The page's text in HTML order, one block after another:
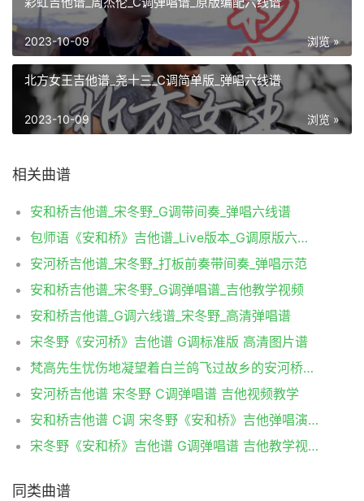
浏览 »
2023-10-09
北方女王吉他谱_尧十三_C调简单版_弹唱六线谱
浏览 »
2023-10-09
相关曲谱
安和桥吉他谱_宋冬野_G调带间奏_弹唱六线谱
包师语《安和桥》吉他谱_Live版本_G调原版六线谱
安河桥吉他谱_宋冬野_打板前奏带间奏_弹唱示范
安和桥吉他谱_宋冬野_G调弹唱谱_吉他教学视频
安和桥吉他谱_G调六线谱_宋冬野_高清弹唱谱
宋冬野《安河桥》吉他谱 G调标准版 高清图片谱
梵高先生忧伤地凝望着白兰鸽飞过故乡的安河桥吉他谱 孟大宝
安河桥吉他谱 宋冬野 C调弹唱谱 吉他视频教学
安和桥吉他谱 C调 宋冬野《安和桥》吉他弹唱演示视频
宋冬野《安和桥》吉他谱 G调弹唱谱 吉他教学视频
同类曲谱